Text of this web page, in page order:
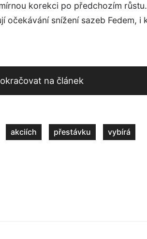
korekci po předchozím
očekávání snížení sazeb Fedem, i
na článek
akciích přestávku vybírá